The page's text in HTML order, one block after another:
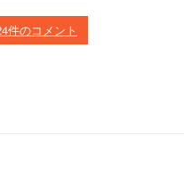
件のコメント